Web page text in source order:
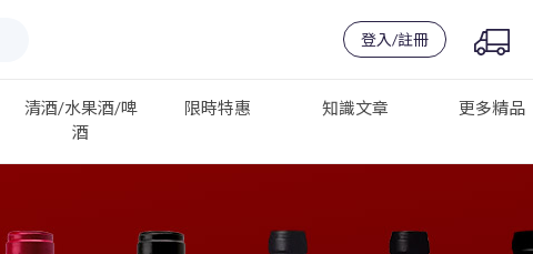
登入/註冊
清酒/水果酒/啤
酒
限時特惠 知識文章 更多精品